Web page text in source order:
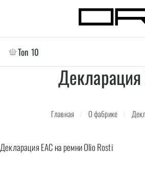
Топ 10
Декларация
Главная / О фабрике /
Декларация EAC на ремни Olio Rosti